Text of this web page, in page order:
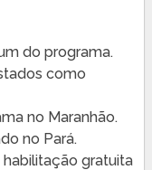
do programa.
como
no Maranhão.
no Pará.
habilitação gratuita